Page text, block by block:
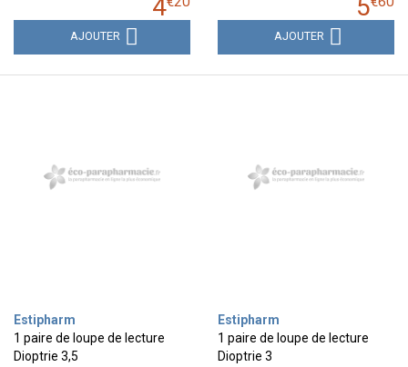
4
AJOUTER
5
AJOUTER
Estipharm
1 paire de loupe de lecture
Dioptrie 3,5
Estipharm
1 paire de loupe de lecture
Dioptrie 3